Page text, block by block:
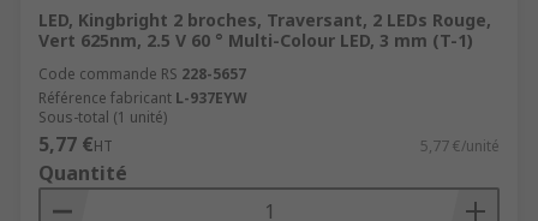
LED, Kingbright 2 broches, Traversant, 2 LEDs Rouge,
Vert 625nm, 2.5 V 60 ° Multi-Colour LED, 3 mm (T-1)
Code commande RS 228-5657
Référence fabricant L-937EYW
Sous-total (1 unité)
5,77 €HT 5,77 €/unité
Quantité